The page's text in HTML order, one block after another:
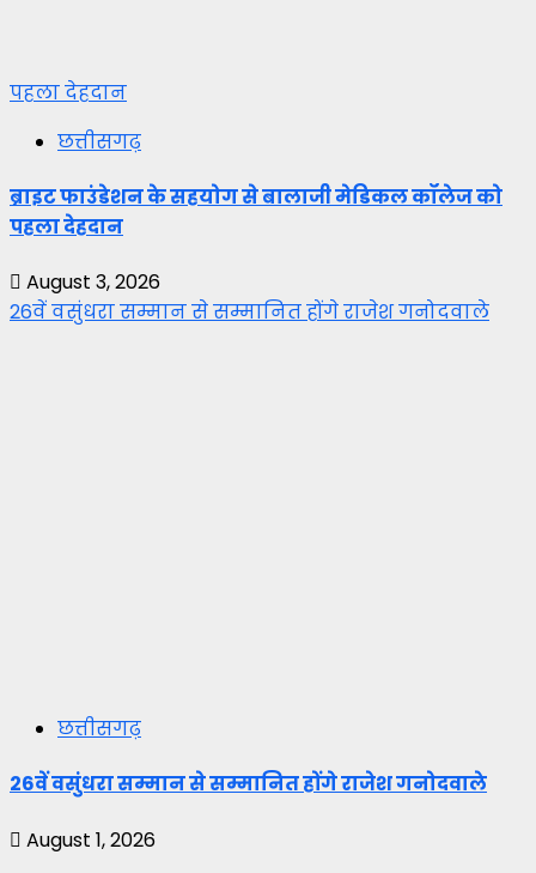
पहला देहदान
छत्तीसगढ़
ब्राइट फाउंडेशन के सहयोग से बालाजी मेडिकल कॉलेज को
पहला देहदान
August 3, 2026
26वें वसुंधरा सम्मान से सम्मानित होंगे राजेश गनोदवाले
छत्तीसगढ़
26वें वसुंधरा सम्मान से सम्मानित होंगे राजेश गनोदवाले
August 1, 2026